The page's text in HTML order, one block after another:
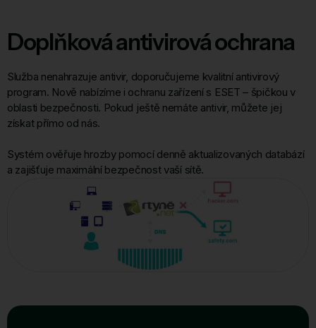
Doplňková antivirová ochrana
Služba nenahrazuje antivir, doporučujeme kvalitní antivirový
program. Nově nabízíme i ochranu zařízení s ESET – špičkou v
oblasti bezpečnosti. Pokud ještě nemáte antivir, můžete jej
získat přímo od nás.
Systém ověřuje hrozby pomocí denně aktualizovaných databází
a zajišťuje maximální bezpečnost vaší sítě.